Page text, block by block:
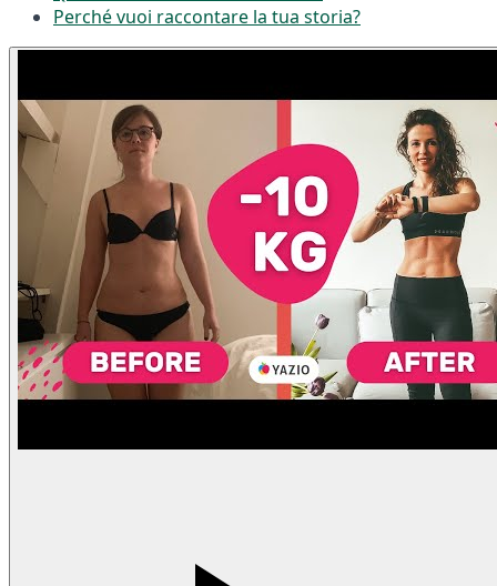
Perché vuoi raccontare la tua storia?